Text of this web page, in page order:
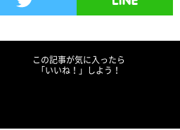
この記事が気に入ったら
「いいね！」しよう！